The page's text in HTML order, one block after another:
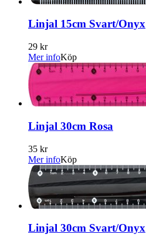
Linjal 15cm Svart/Onyx
29 kr
Mer infoKöp
Linjal 30cm Rosa
35 kr
Mer infoKöp
Linjal 30cm Svart/Onyx